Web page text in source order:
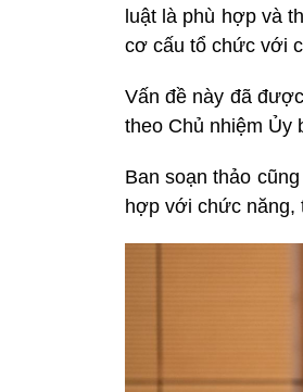
luật là phù hợp và
cơ cấu tổ chức với
Vấn đề này đã
theo Chủ nhiệm Ủy
Ban soạn thảo
hợp với chức năng,